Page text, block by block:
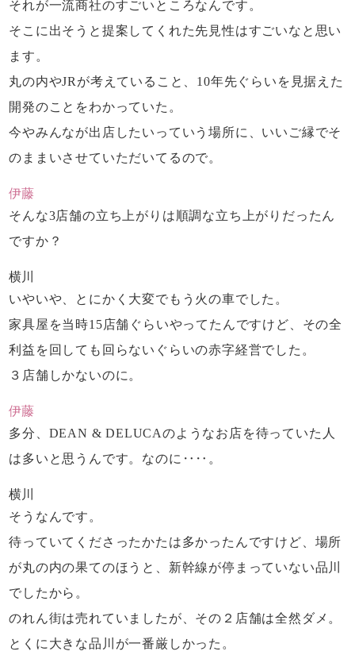
それが一流商社のすごいところなんです。
そこに出そうと提案してくれた先見性はすごいなと思い
ます。
丸の内やJRが考えていること、 10年先ぐらいを見据えた
開発のことをわかっていた。
今やみんなが出店したいっていう場所に、 いいご縁でそ
のままいさせていただいてるので。
伊藤
そんな3店舗の立ち上がりは順調な立ち上がりだったん
ですか？
横川
いやいや、とにかく大変でもう火の車でした。
家具屋を当時15店舗ぐらいやってたんですけど、 その全
利益を回しても回らないぐらいの赤字経営でした。
３店舗しかないのに。
伊藤
多分、DEAN & DELUCAのようなお店を待っていた人
は多いと思うんです。なのに‥‥。
横川
そうなんです。
待っていてくださったかたは多かったんですけど、 場所
が丸の内の果てのほうと、 新幹線が停まっていない品川
でしたから。
のれん街は売れていましたが、 その２店舗は全然ダメ。
とくに大きな品川が一番厳しかった。